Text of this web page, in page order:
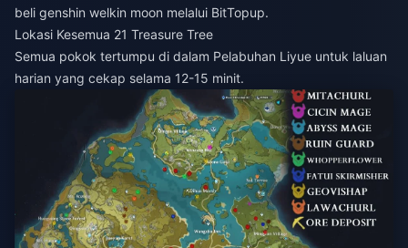
beli genshin welkin moon melalui BitTopup.
Lokasi Kesemua 21 Treasure Tree
Semua pokok tertumpu di dalam Pelabuhan Liyue untuk laluan
harian yang cekap selama 12-15 minit.